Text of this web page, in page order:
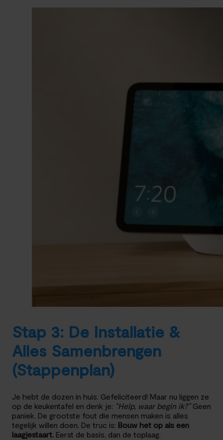
Stap 3: De Installatie &
Alles Samenbrengen
(Stappenplan)
Je hebt de dozen in huis. Gefeliciteerd! Maar nu liggen ze
op de keukentafel en denk je: “Help, waar begin ik?”Geen
paniek. De grootste fout die mensen maken is alles
tegelijk willen doen. De truc is: Bouw het op als een
laagjestaart. Eerst de basis, dan de toplaag.